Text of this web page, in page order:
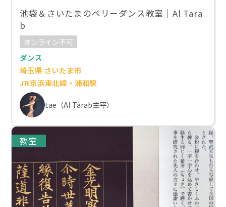
池袋＆さいたまのベリーダンス教室｜Al Tara
b
オンライン不可
ダンス
埼玉県 さいたま市
JR京浜東北線・浦和駅
tae（Al Tarab主宰）
教室